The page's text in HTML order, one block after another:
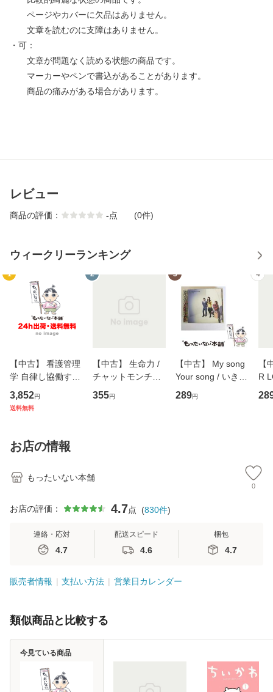
ページやカバーに欠品はありません。
文章を読むのに支障はありません。
・可：
文章が問題なく読める状態の商品です。
マーカーやペンで書込があることがあります。
商品の痛みがある場合があります。
レビュー
商品の評価： -点 (0件)
ウィークリーランキング
1
【中古】 看護管理
学 自律し協働する
専門職の看護マネ
ジメントスキル 改
恵 藤本幸三 / 南江
堂 [単行
3,852円
送料無料
2
【中古】 生命力 /
チャットモンチー /
キューンレコード
[CD]【メール便送
355円
3
【中古】 My song
Your song / いきも
のがかり / [CD]
【メール便送料無
289円
4
【
R
産
お店の情報
もったいない本舗
0
お店の評価： 4.7点 (830件)
連絡・応対
4.7
配送スピード
4.6
梱包
4.7
販売者情報 支払い方法 営業日カレンダー
類似商品と比較する
今見ている商品